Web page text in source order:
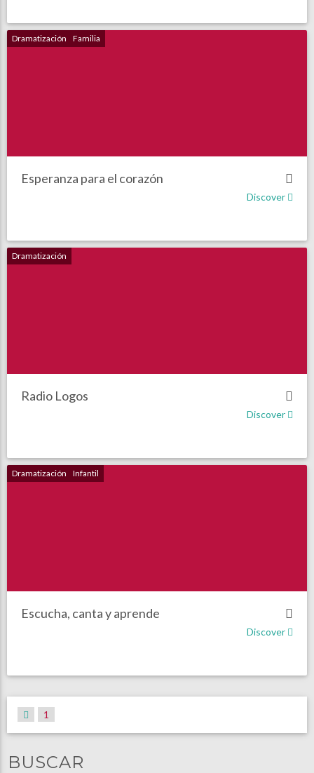
Dramatización Familia
Esperanza para el corazón
Discover
Dramatización
Radio Logos
Discover
Dramatización Infantil
Escucha, canta y aprende
Discover
1
BUSCAR